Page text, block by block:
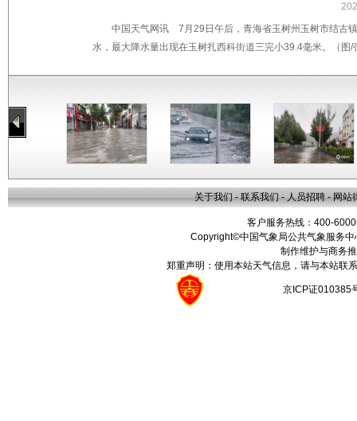
中国天气网讯 7月29日午后，青海省玉树州玉树市结古
水，最大降水量出现在玉树扎西科街道三完小39.4毫米。（
关于我们 - 联系我们 - 人员招聘 - 网站
客户服务热线：400-
Copyright©中国气象局公共气象服务
制作维护与商务
郑重声明：使用本站天气信息，请与本站联
京ICP证010385